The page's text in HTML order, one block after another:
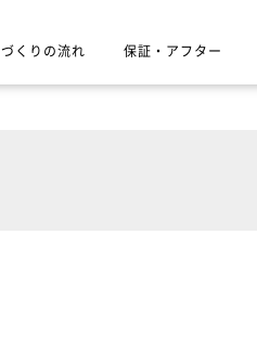
くりの流れ 保証・アフター